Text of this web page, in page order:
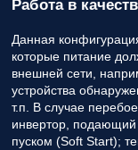
Работа в
Данная
которые питание
внешней сети,
устройства
т.п. В случае
инвертор, подающий
пуском (Soft Start);